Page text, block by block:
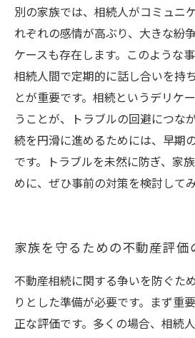
別の家族では、相続人がコミュニ
れぞれの感情が高ぶり、大きな紛
ケースも存在します。このような
相続人間で定期的に話し合いを持
とが重要です。相続というデリケ
うことが、トラブルの回避につな
続を円滑に進めるためには、早期
です。トラブルを未然に防ぎ、家
めに、ぜひ事前の対策を検討して
家族を守るための不動産評価
不動産相続に関する争いを防ぐた
りとした準備が必要です。まず重
正な評価です。多くの場合、相続